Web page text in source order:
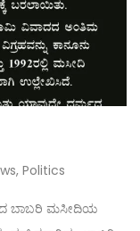
, Politics
ಬಾಬರಿ ಮಸೀದಿಯ